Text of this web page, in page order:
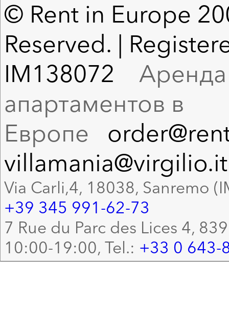
© Rent in Europe
Reserved. |
IM138072 Аренда
апартаментов в
Европе
villamania@virgilio.it
Via Carli,4, 18038, Sanremo
+39 345 991-62-73
7 Rue du Parc des Lices 4,
10:00-19:00, Tel.: +33 0 643-